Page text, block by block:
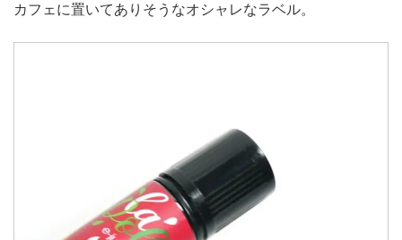
カフェに置いてありそうなオシャレなラベル。